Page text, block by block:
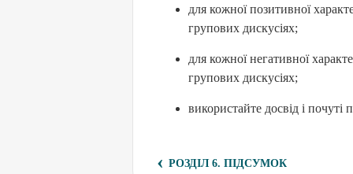
для кожної позитивної
групових дискусіях;
для кожної негативної
групових дискусіях;
використайте досвід і
‹ РОЗДІЛ 6. ПІДСУМОК